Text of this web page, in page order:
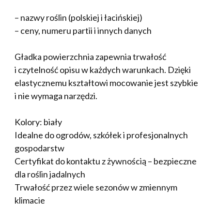
– nazwy roślin (polskiej i łacińskiej)
– ceny, numeru partii i innych danych
Gładka powierzchnia zapewnia trwałość
i czytelność opisu w każdych warunkach. Dzięki
elastycznemu kształtowi mocowanie jest szybkie
i nie wymaga narzędzi.
Kolory: biały
Idealne do ogrodów, szkółek i profesjonalnych
gospodarstw
Certyfikat do kontaktu z żywnością – bezpieczne
dla roślin jadalnych
Trwałość przez wiele sezonów w zmiennym
klimacie